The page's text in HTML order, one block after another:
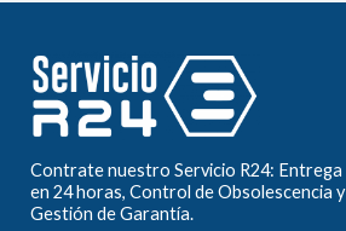
Contrate nuestro Servicio R24: Entrega
en 24 horas, Control de Obsolescencia y
Gestión de Garantía.